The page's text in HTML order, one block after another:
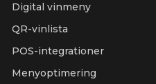
Digital vinmeny
QR-vinlista
POS-integrationer
Menyoptimering